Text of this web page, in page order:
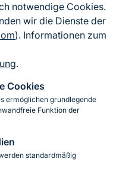
notwendige Cookies.
wir die Dienste der
). Informationen zum
.
Cookies
ermöglichen grundlegende
Funktion der
standardmäßig
BfN
LinkedIn